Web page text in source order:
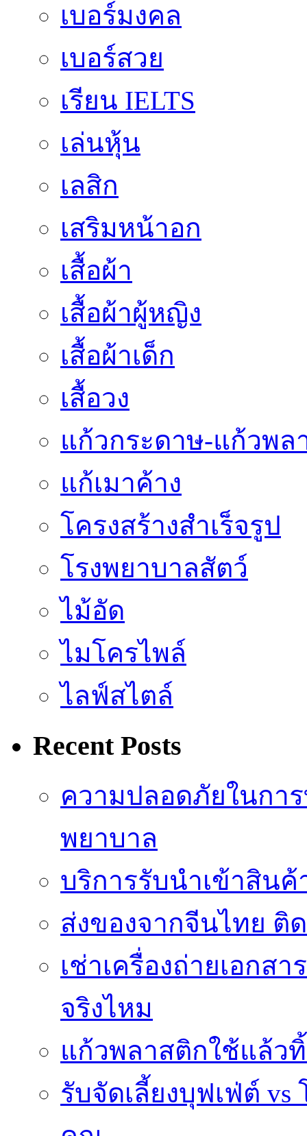
เบอร์มงคล
เบอร์สวย
เรียน IELTS
เล่นหุ้น
เลสิก
เสริมหน้าอก
เสื้อผ้า
เสื้อผ้าผู้หญิง
เสื้อผ้าเด็ก
เสื้อวง
แก้วกระดาษ-แก้วพล
แก้เมาค้าง
โครงสร้างสำเร็จรูป
โรงพยาบาลสัตว์
ไม้อัด
ไมโครไพล์
ไลฟ์สไตล์
Recent Posts
ความปลอดภัยในกา
พยาบาล
บริการรับนำเข้าสิน
ส่งของจากจีนไทย ติ
เช่าเครื่องถ่ายเอกส
จริงไหม
แก้วพลาสติกใช้แล้ว
รับจัดเลี้ยงบุฟเฟ่ต์